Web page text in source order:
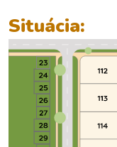
Situácia: